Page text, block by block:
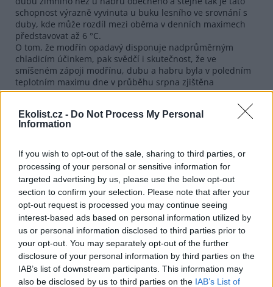
Ekolist.cz - Do Not Process My Personal
Information
If you wish to opt-out of the sale, sharing to third parties, or
processing of your personal or sensitive information for
targeted advertising by us, please use the below opt-out
section to confirm your selection. Please note that after your
opt-out request is processed you may continue seeing
interest-based ads based on personal information utilized by
us or personal information disclosed to third parties prior to
your opt-out. You may separately opt-out of the further
disclosure of your personal information by third parties on the
IAB’s list of downstream participants. This information may
also be disclosed by us to third parties on the IAB’s List of
schopnost výrazně vyvinuta u buku lesního ve srovnání s
duby, kde může rozdíl mezi oběma v denních maximech
představovat až 6 °C.
O tom, že modřín opadavý disponuje nadprůměrným
chladicím účinkem, pak svědčí i skutečnost, že ve
smíšeném zápoji modřínu, dubu a habru byla v poledním
teplotním maximu dne v průběhu srpna zjištěna
povrchová teplota horní korunové vrstvy ve stejný okamžik
výrazně nižší u modřínu než u obou uvedených listnatých
dřevin (25,1 °C u modřínu vs. 26,9 °C u dubu vs. 29,7 °C u
habru).
období polední teplotní špičky v průběhu teplotního
vrcholu vegetačního období je u dřevin obecně dána nejen
intenzitou jejich transpirace, ale výrazně i jejich albedem.
Právě vysoké albedo je pro modřín charakteristické, což je
nezřídka zmiňováno i v kontextu změny teplotní bilance
krajiny pod dopady globální klimatické změny v případech,
kdy by bylo zastoupení modřínu nahrazováno jinými, ale
stálezelenými jehličnatými dřevinami.
Článek Mikroklimatický účinek přípravného porostu
modřínu opadavého na teplotu a vlhkost vzduchu
stanoviště ve srovnání s dalšími pěstebně-ekologickými
variantami obnovy lesa je ke stažení zde: